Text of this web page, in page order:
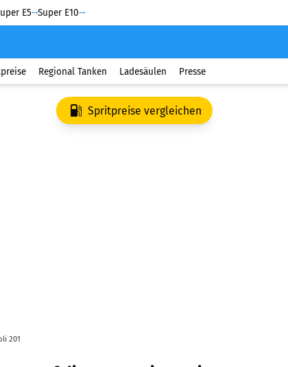
E5 Super E10
Regional Tanken Ladesäulen Presse
Spritpreise vergleichen
201